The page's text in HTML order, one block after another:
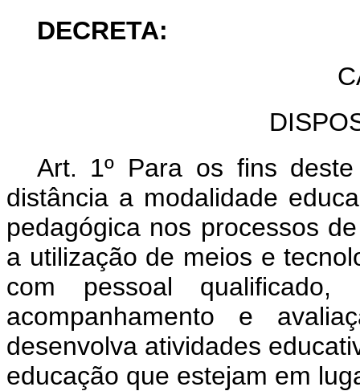
DECRETA:
Art. 1º Para os fins
distância a modalidade
pedagógica nos processos
a utilização de meios e
com pessoal
acompanhamento e
desenvolva atividades
educação que estejam em